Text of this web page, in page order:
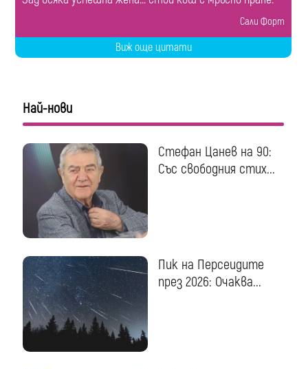
Сали Форт
Виж още цитати
Най-нови
Стефан Цанев на 90:
Със свободния стих...
Пик на Персеидите
през 2026: Очаква...